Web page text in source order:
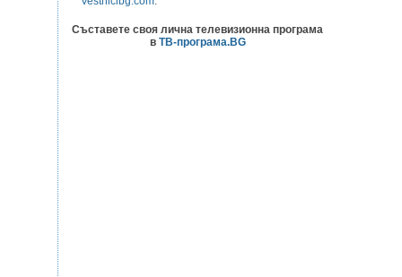
Съставете своя лична телевизионна програма
в ТВ-програма.BG